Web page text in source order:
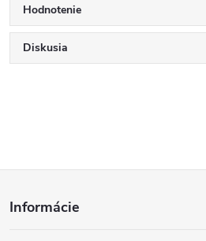
Hodnotenie
Diskusia
Informácie